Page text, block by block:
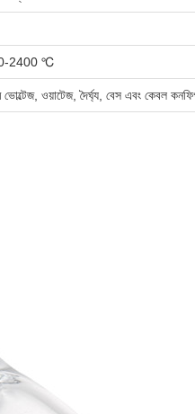
2400 ℃
ভোল্টেজ, ওয়াটেজ, দৈর্ঘ্য, বেস এবং কেবল